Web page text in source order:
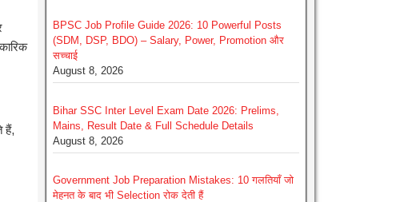
हैं,
BPSC Job Profile Guide 2026: 10 Powerful Posts
(SDM, DSP, BDO) – Salary, Power, Promotion और
सच्चाई
August 8, 2026
Bihar SSC Inter Level Exam Date 2026: Prelims,
Mains, Result Date & Full Schedule Details
August 8, 2026
Government Job Preparation Mistakes: 10 गलतियाँ जो
मेहनत के बाद भी Selection रोक देती हैं